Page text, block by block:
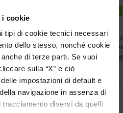
i cookie
tipi di cookie tecnici necessari
dello stesso, nonché cookie
di terze parti. Se vuoi
sulla “X” e ciò
impostazioni di default e
navigazione in assenza di
diversi da quelli
con Quarzi
Orecchini
Pendenti
€162,50 146,25